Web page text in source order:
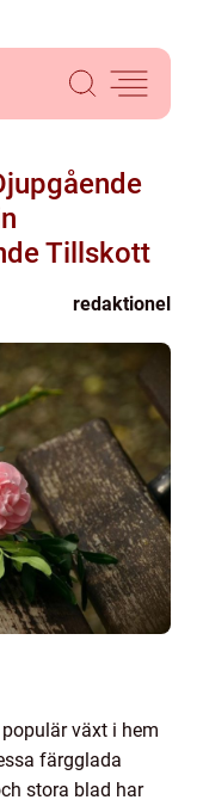
Tillskott
redaktionel
växt i hem
färgglada
stora blad har